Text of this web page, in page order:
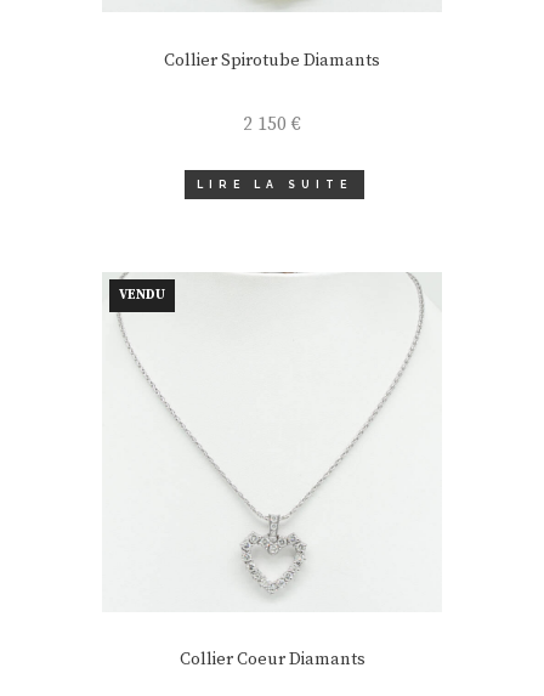
Collier Spirotube Diamants
2 150 €
LIRE LA SUITE
VENDU
Collier Coeur Diamants